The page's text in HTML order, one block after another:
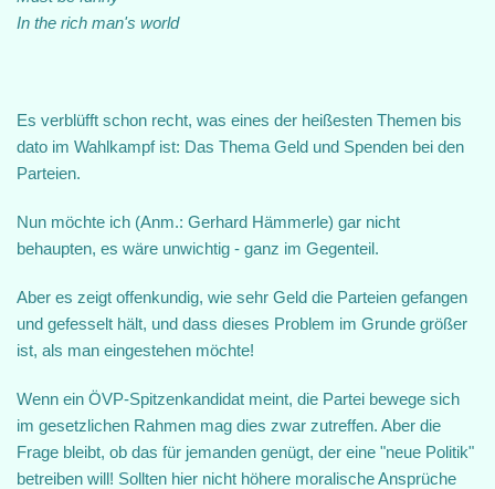
In the rich man's world
Es verblüfft schon recht, was eines der heißesten Themen bis
dato im Wahlkampf ist: Das Thema Geld und Spenden bei den
Parteien.
Nun möchte ich (Anm.: Gerhard Hämmerle) gar nicht
behaupten, es wäre unwichtig - ganz im Gegenteil.
Aber es zeigt offenkundig, wie sehr Geld die Parteien gefangen
und gefesselt hält, und dass dieses Problem im Grunde größer
ist, als man eingestehen möchte!
Wenn ein ÖVP-Spitzenkandidat meint, die Partei bewege sich
im gesetzlichen Rahmen mag dies zwar zutreffen. Aber die
Frage bleibt, ob das für jemanden genügt, der eine "neue Politik"
betreiben will! Sollten hier nicht höhere moralische Ansprüche